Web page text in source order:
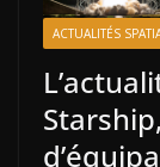
ACTUALITÉS